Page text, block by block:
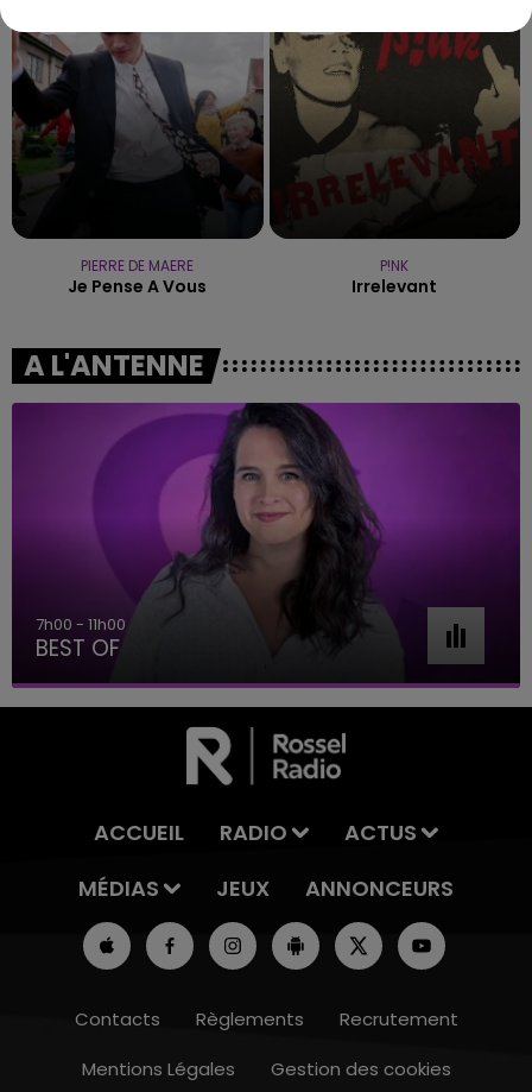
PIERRE DE MAERE
Je Pense A Vous
P!NK
Irrelevant
A L'ANTENNE
7h00 - 11h00
BEST OF
ACCUEIL RADIO
ACTUS
MÉDIAS
JEUX ANNONCEURS
Contacts Règlements
Recrutement
Mentions Légales
Gestion des cookies